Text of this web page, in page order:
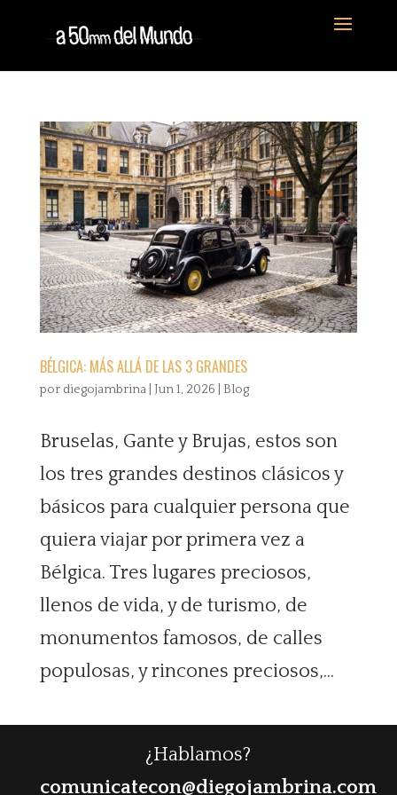
BÉLGICA: MÁS ALLÁ DE LAS 3 GRANDES
por diegojambrina| Jun 1, 2026 Blog
Bruselas, Gante y Brujas, estos son
los tres grandes destinos clásicos y
básicos para cualquier persona que
quiera viajar por primera vez a
Bélgica. Tres lugares preciosos,
llenos de vida, y de turismo, de
monumentos famosos, de calles
populosas, y rincones preciosos,...
¿Hablamos?
comunicatecon@diegojambrina.com